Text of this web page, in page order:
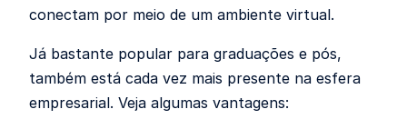
conectam por meio de um ambiente virtual.
Já bastante popular para graduações e pós,
também está cada vez mais presente na esfera
empresarial. Veja algumas vantagens: